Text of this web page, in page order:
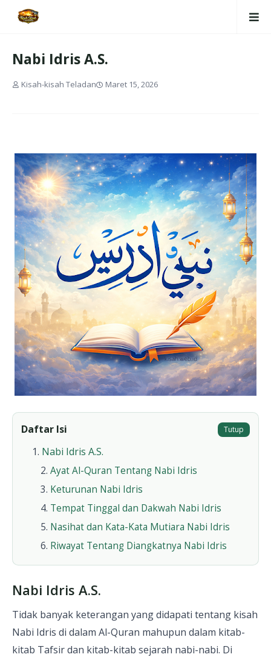
Nabi Idris A.S.
Kisah-kisah Teladan Maret 15, 2026
Daftar Isi Tutup
Nabi Idris A.S.
Ayat Al-Quran Tentang Nabi Idris
Keturunan Nabi Idris
Tempat Tinggal dan Dakwah Nabi Idris
Nasihat dan Kata-Kata Mutiara Nabi Idris
Riwayat Tentang Diangkatnya Nabi Idris
Nabi Idris A.S.
Tidak banyak keterangan yang didapati tentang kisah
Nabi Idris di dalam Al-Quran mahupun dalam kitab-
kitab Tafsir dan kitab-kitab sejarah nabi-nabi. Di